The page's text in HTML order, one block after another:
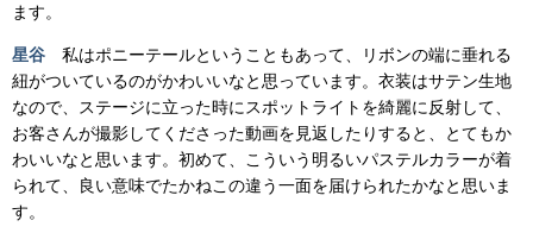
ます。
星谷 私はポニーテールということもあって、リボンの端に垂れる
紐がついているのがかわいいなと思っています。衣装はサテン生地
なので、ステージに立った時にスポットライトを綺麗に反射して、
お客さんが撮影してくださった動画を見返したりすると、とてもか
わいいなと思います。初めて、こういう明るいパステルカラーが着
られて、良い意味でたかねこの違う一面を届けられたかなと思いま
す。